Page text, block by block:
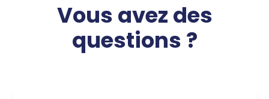
Vous avez des
questions ?